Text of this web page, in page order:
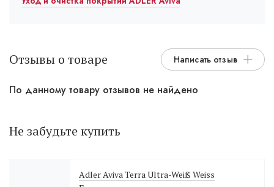
Отзывы о товаре Написать отзыв
По данному товару отзывов не найдено
Не забудьте купить
Adler Aviva Terra Ultra-Weiß Weiss